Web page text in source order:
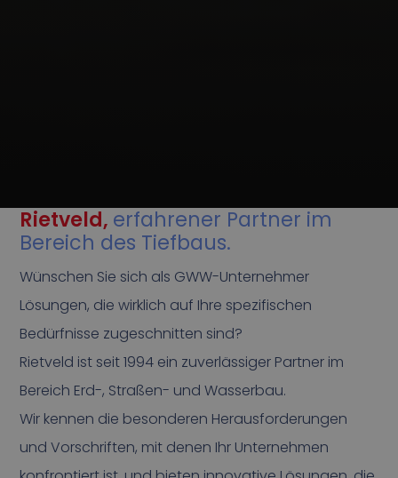
Rietveld, erfahrener Partner im
Bereich des Tiefbaus.
Wünschen Sie sich als GWW-Unternehmer
Lösungen, die wirklich auf Ihre spezifischen
Bedürfnisse zugeschnitten sind?
Rietveld ist seit 1994 ein zuverlässiger Partner im
Bereich Erd-, Straßen- und Wasserbau.
Wir kennen die besonderen Herausforderungen
und Vorschriften, mit denen Ihr Unternehmen